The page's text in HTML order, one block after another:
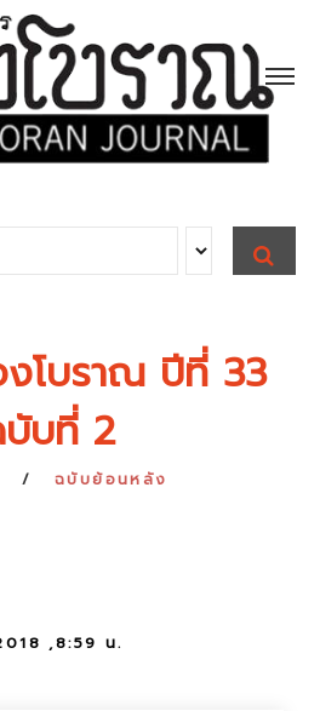
e
S
E
A
งโบราณ ปีที่ 33
บที่ 2
ฉบับย้อนหลัง
,8:59 น.